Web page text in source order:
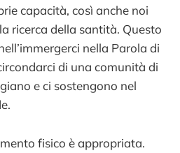
capacità, così anche noi
ricerca della santità. Questo
nella Parola di
di una comunità di
e ci sostengono nel
fisico è appropriata.